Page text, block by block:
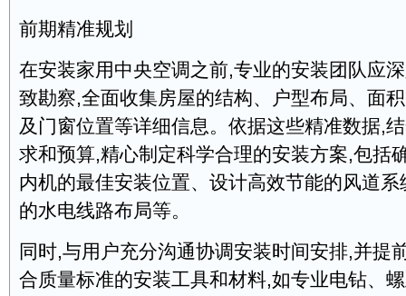
前期精准规划
在安装家用中央空调之前,专业的安装团队应
致勘察,全面收集房屋的结构、户型布局、面
及门窗位置等详细信息。依据这些精准数据,
求和预算,精心制定科学合理的安装方案,包括
内机的最佳安装位置、设计高效节能的风道
的水电线路布局等。
同时,与用户充分沟通协调安装时间安排,并提
合质量标准的安装工具和材料,如专业电钻、